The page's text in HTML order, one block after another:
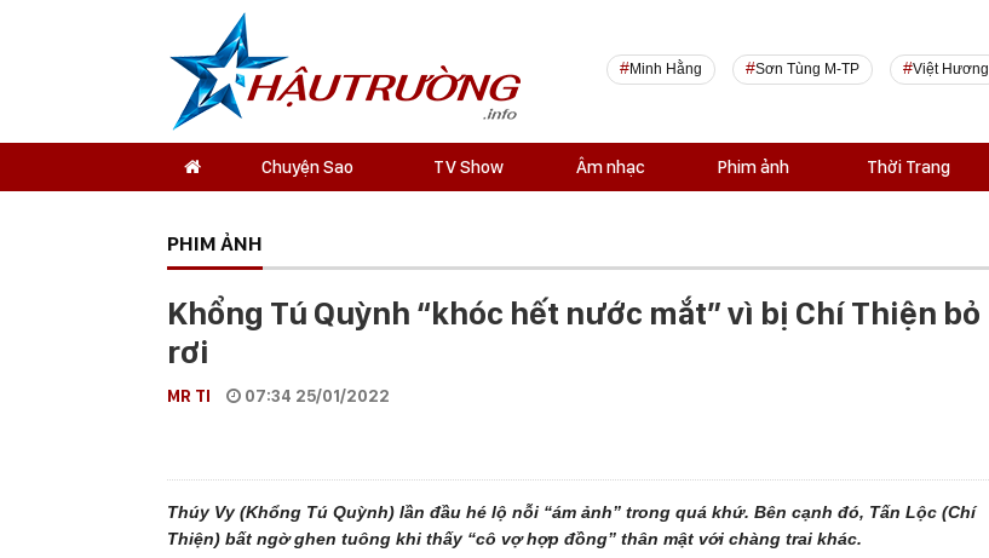
Minh Hằng Sơn Tùng M-TP Việt Hương
Chuyện Sao TV Show Âm nhạc Phim ảnh Thời Trang
PHIM ẢNH
Khổng Tú Quỳnh “khóc hết nước mắt” vì bị Chí Thiện bỏ
rơi
MR TI 07:34 25/01/2022
Thúy Vy (Khổng Tú Quỳnh) lần đầu hé lộ nỗi “ám ảnh” trong quá khứ. Bên cạnh đó, Tấn Lộc (Chí
Thiện) bất ngờ ghen tuông khi thấy “cô vợ hợp đồng” thân mật với chàng trai khác.